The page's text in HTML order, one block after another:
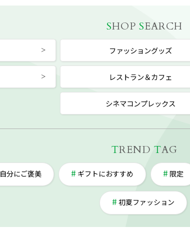
SHOP SEARCH
ファッショングッズ
レストラン＆カフェ
シネマコンプレックス
TREND TAG
自分にご褒美 ギフトにおすすめ 限定
初夏ファッション